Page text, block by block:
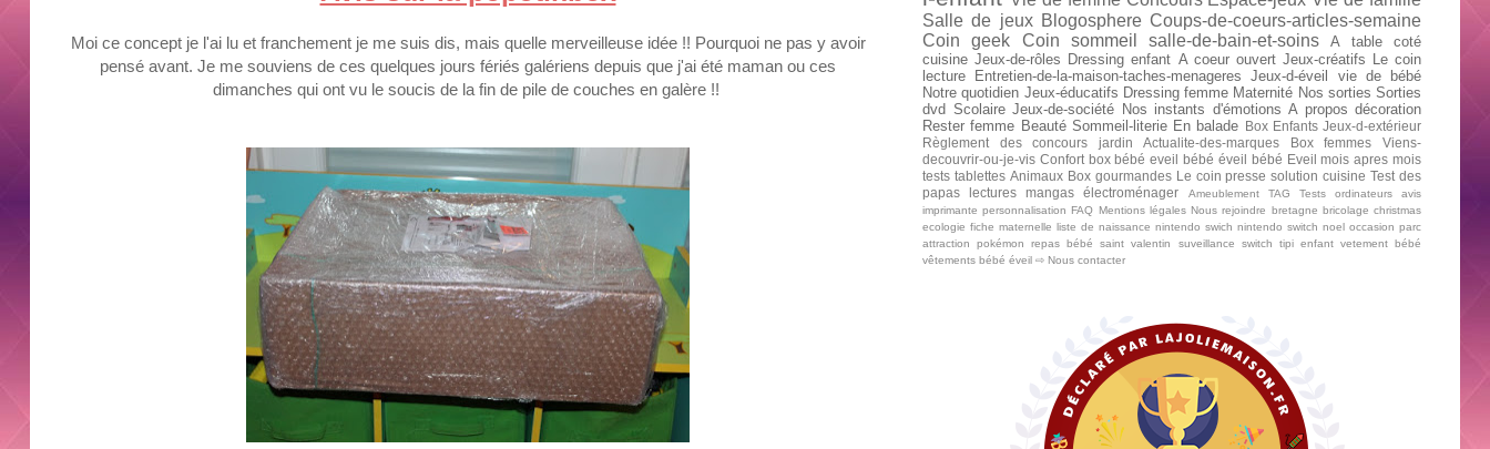
Moi ce concept je l'ai lu et franchement je me suis dis, mais quelle merveilleuse idée !! Pourquoi ne pas y avoir
pensé avant. Je me souviens de ces quelques jours fériés galériens depuis que j'ai été maman ou ces
dimanches qui ont vu le soucis de la fin de pile de couches en galère !!
Salle de jeux Blogosphere Coups-de-coeurs-articles-semaine
Coin geek
Coin sommeil salle-de-bain-et-soins A table
coté
cuisine Jeux-de-rôles Dressing enfant A coeur ouvert Jeux-créatifs Le coin
lecture
Entretien-de-la-maison-taches-menageres Jeux-d-éveil
vie de bébé
Notre quotidien Jeux-éducatifs Dressing femme Maternité Nos sorties Sorties
dvd Scolaire Jeux-de-société Nos instants d'émotions A propos décoration
Rester femme Beauté Sommeil-literie En balade Box Enfants Jeux-d-extérieur
Règlement des concours
jardin Actualite-des-marques Box femmes
Viens-
decouvrir-ou-je-vis Confort box bébé eveil bébé éveil bébé Eveil mois apres mois
tests tablettes Animaux Box gourmandes Le coin presse solution cuisine Test des
papas
lectures mangas électroménager Ameublement TAG Tests ordinateurs
avis
imprimante personnalisation FAQ Mentions légales Nous rejoindre bretagne bricolage christmas
ecologie fiche maternelle liste de naissance nintendo swich nintendo switch noel occasion parc
attraction
pokémon repas bébé saint valentin suveillance switch tipi enfant vetement bébé
vêtements bébé éveil ⇨ Nous contacter